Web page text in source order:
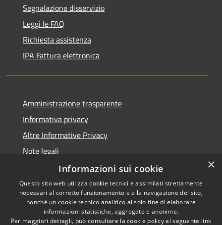
Segnalazione disservizio
Leggi le FAQ
Richiesta assistenza
IPA Fattura elettronica
Amministrazione trasparente
Informativa privacy
Altre Informative Privacy
Note legali
Dichiarazione di accessibilità
RSS
Copyright © 2026 • Comune di
×
Informazioni sui cookie
Questo sito web utilizza cookie tecnici e assimilati strettamente
necessari al corretto funzionamento e alla navigazione del sito,
nonché un cookie tecnico analitico al solo fine di elaborare
informazioni statistiche, aggregate e anonime.
Per maggiori dettagli, può consultare la cookie policy al seguente link